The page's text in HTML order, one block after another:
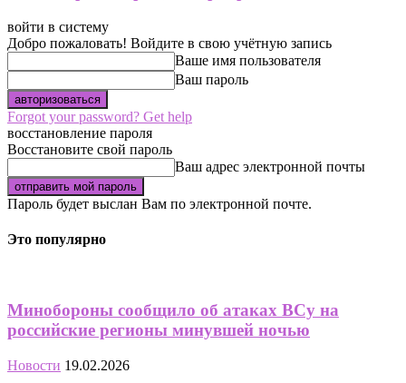
войти в систему
Добро пожаловать! Войдите в свою учётную запись
Ваше имя пользователя
Ваш пароль
Forgot your password? Get help
восстановление пароля
Восстановите свой пароль
Ваш адрес электронной почты
Пароль будет выслан Вам по электронной почте.
Это популярно
Минобороны сообщило об атаках ВСу на
российские регионы минувшей ночью
Новости 19.02.2026